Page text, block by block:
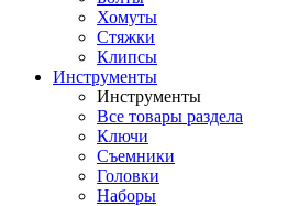
Хомуты
Стяжки
Клипсы
Инструменты
Инструменты
Все товары раздела
Ключи
Съемники
Головки
Наборы